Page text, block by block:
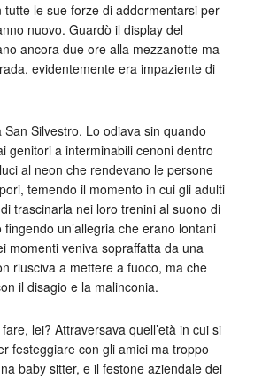
tutte le sue forze di addormentarsi per
nuovo. Guardò il display del
ancora due ore alla mezzanotte ma
evidentemente era impaziente di
San Silvestro. Lo odiava sin quando
genitori a interminabili cenoni dentro
al neon che rendevano le persone
temendo il momento in cui gli adulti
trascinarla nei loro trenini al suono di
un’allegria che erano lontani
momenti veniva sopraffatta da una
riusciva a mettere a fuoco, ma che
il disagio e la malinconia.
lei? Attraversava quell’età in cui si
festeggiare con gli amici ma troppo
baby sitter, e il festone aziendale dei